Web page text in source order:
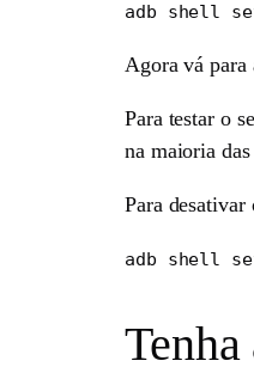
adb shell
Agora vá para
Para testar o
na maioria
Para
adb shell